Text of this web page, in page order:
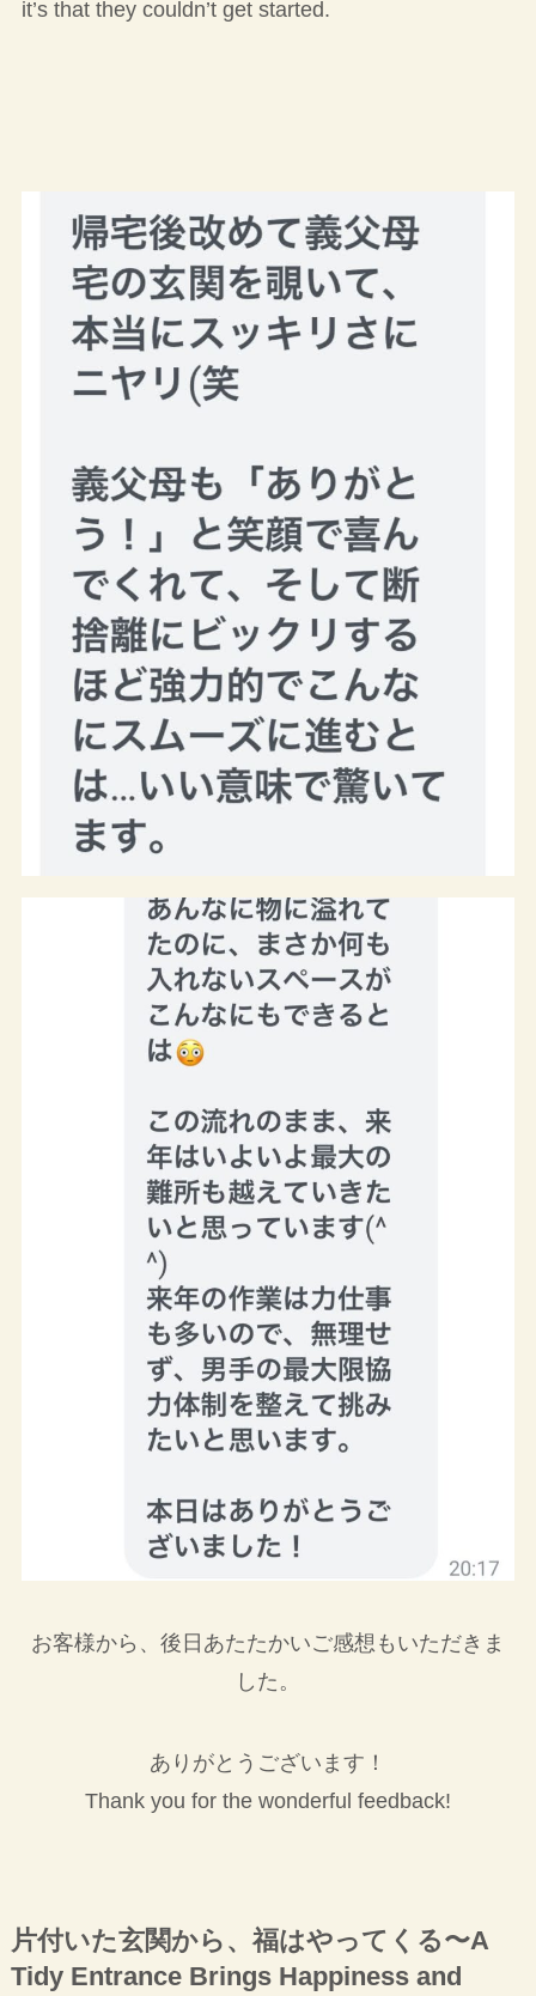
it’s that they couldn’t get started.
お客様から、後日あたたかいご感想もいただきま
した。
ありがとうございます！
Thank you for the wonderful feedback!
片付いた玄関から、福はやってくる〜A
Tidy Entrance Brings Happiness and